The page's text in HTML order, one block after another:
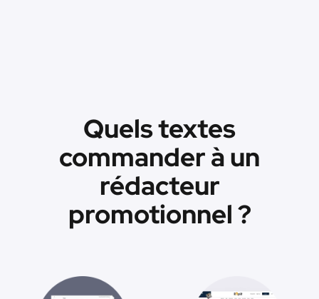
Quels textes
commander à un
rédacteur
promotionnel ?